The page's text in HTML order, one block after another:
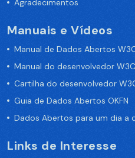
Agradecimentos
Manuais e Vídeos
Manual de Dados Abertos
Manual do desenvolvedor W3C
Cartilha do desenvolvedor
Guia de Dados Abertos OKFN
Dados Abertos para um dia a
Links de Interesse